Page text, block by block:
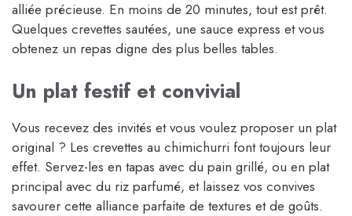
alliée précieuse. En moins de 20 minutes, tout est prêt.
Quelques crevettes sautées, une sauce express et vous
obtenez un repas digne des plus belles tables.
Un plat festif et convivial
Vous recevez des invités et vous voulez proposer un plat
original ? Les crevettes au chimichurri font toujours leur
effet. Servez-les en tapas avec du pain grillé, ou en plat
principal avec du riz parfumé, et laissez vos convives
savourer cette alliance parfaite de textures et de goûts.